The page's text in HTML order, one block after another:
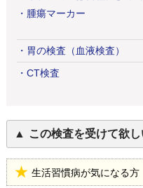
・ 腫瘍マーカー
・ 胃の検査（血液検査）
・ CT検査
この検査を受けて欲
生活習慣病が気になる方